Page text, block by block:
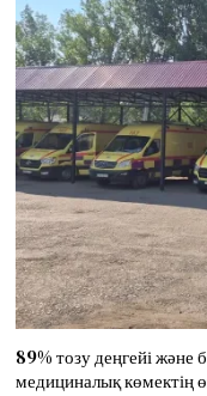
89% тозу деңгейі
медициналық көмектің